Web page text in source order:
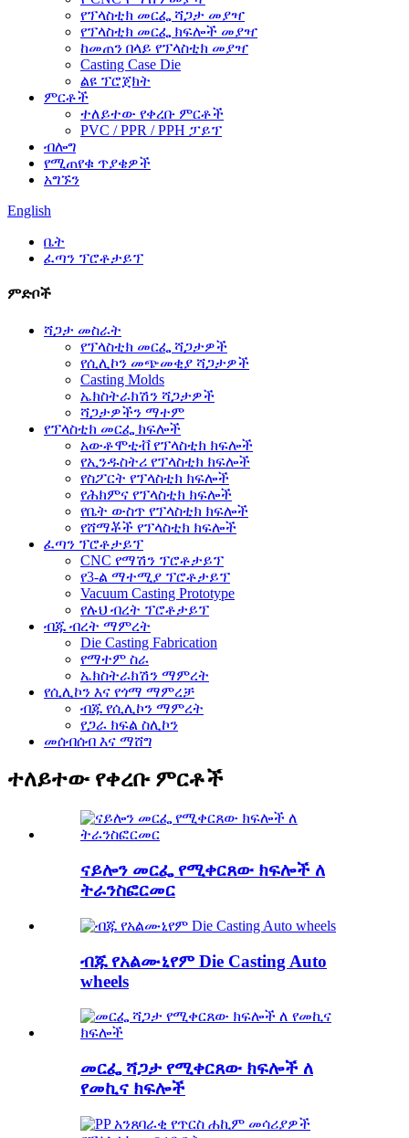
የፕላስቲክ መርፌ ሻጋታ መያዣ
የፕላስቲክ መርፌ ክፍሎች መያዣ
ከመጠን በላይ የፕላስቲክ መያዣ
Casting Case Die
ልዩ ፕሮጀክት
ምርቶች
ተለይተው የቀረቡ ምርቶች
PVC / PPR / PPH ፓይፕ
ብሎግ
የሚጠየቁ ጥያቄዎች
አግኙን
English
ቤት
ፈጣን ፕሮቶታይፕ
ምድቦች
ሻጋታ መስራት
የፕላስቲክ መርፌ ሻጋታዎች
የሲሊኮን መጭመቂያ ሻጋታዎች
Casting Molds
ኤክስትራክሽን ሻጋታዎች
ሻጋታዎችን ማተም
የፕላስቲክ መርፌ ክፍሎች
አውቶሞቲቭ የፕላስቲክ ክፍሎች
የኢንዱስትሪ የፕላስቲክ ክፍሎች
የስፖርት የፕላስቲክ ክፍሎች
የሕክምና የፕላስቲክ ክፍሎች
የቤት ውስጥ የፕላስቲክ ክፍሎች
የሸማቾች የፕላስቲክ ክፍሎች
ፈጣን ፕሮቶታይፕ
CNC የማሽን ፕሮቶታይፕ
የ3-ል ማተሚያ ፕሮቶታይፕ
Vacuum Casting Prototype
የሉህ ብረት ፕሮቶታይፕ
ብጁ ብረት ማምረት
Die Casting Fabrication
የማተም ስራ
ኤክስትራክሽን ማምረት
የሲሊኮን እና የጎማ ማምረቻ
ብጁ የሲሊኮን ማምረት
የጋራ ክፍል ስሊኮን
መሰብሰብ እና ማሸግ
ተለይተው የቀረቡ ምርቶች
ናይሎን መርፌ የሚቀርጸው ክፍሎች ለ
ትራንስፎርመር
ብጁ የአልሙኒየም Die Casting Auto
wheels
መርፌ ሻጋታ የሚቀርጸው ክፍሎች ለ
የመኪና ክፍሎች